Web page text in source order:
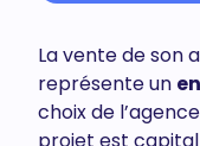
La vente de son
représente un
choix de